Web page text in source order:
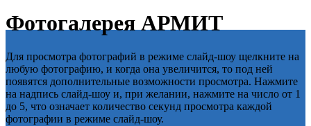
Фотогалерея АРМИТ
Для просмотра фотографий в режиме слайд-шоу щелкните на
любую фотографию, и когда она увеличится, то под ней
появятся дополнительные возможности просмотра. Нажмите
на надпись слайд-шоу и, при желании, нажмите на число от 1
до 5, что означает количество секунд просмотра каждой
фотографии в режиме слайд-шоу.